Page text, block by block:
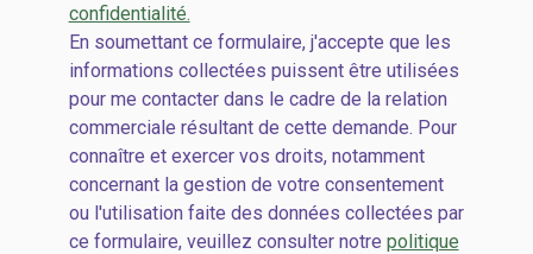
confidentialité.
En soumettant ce formulaire, j'accepte que les
informations collectées puissent être utilisées
pour me contacter dans le cadre de la relation
commerciale résultant de cette demande. Pour
connaître et exercer vos droits, notamment
concernant la gestion de votre consentement
ou l'utilisation faite des données collectées par
ce formulaire, veuillez consulter notre politique